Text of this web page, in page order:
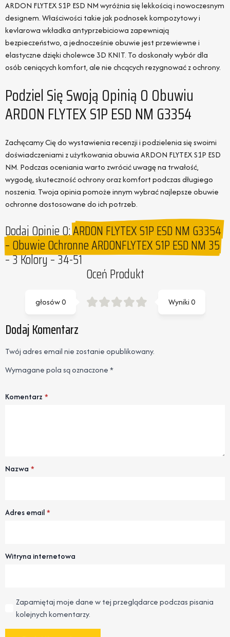
ARDON FLYTEX S1P ESD NM wyróżnia się lekkością i nowoczesnym
designem. Właściwości takie jak podnosek kompozytowy i
kevlarowa wkładka antyprzebiciowa zapewniają
bezpieczeństwo, a jednocześnie obuwie jest przewiewne i
elastyczne dzięki cholewce 3D KNIT. To doskonały wybór dla
osób ceniących komfort, ale nie chcących rezygnować z ochrony.
Podziel Się Swoją Opinią O Obuwiu
ARDON FLYTEX S1P ESD NM G3354
Zachęcamy Cię do wystawienia recenzji i podzielenia się swoimi
doświadczeniami z użytkowania obuwia ARDON FLYTEX S1P ESD
NM. Podczas oceniania warto zwrócić uwagę na trwałość,
wygodę, skuteczność ochrony oraz komfort podczas długiego
noszenia. Twoja opinia pomoże innym wybrać najlepsze obuwie
ochronne dostosowane do ich potrzeb.
Dodaj Opinie O:ARDON FLYTEX S1P ESD NM G3354
– Obuwie Ochronne ARDONFLYTEX S1P ESD NM 35
– 3 Kolory – 34-51
Oceń Produkt
Wyniki0
głosów0
Dodaj Komentarz
Twój adres email nie zostanie opublikowany.
Wymagane pola są oznaczone*
Komentarz *
Nazwa *
Adres email*
Witryna internetowa
Zapamiętaj moje dane w tej przeglądarce podczas pisania
kolejnych komentarzy.